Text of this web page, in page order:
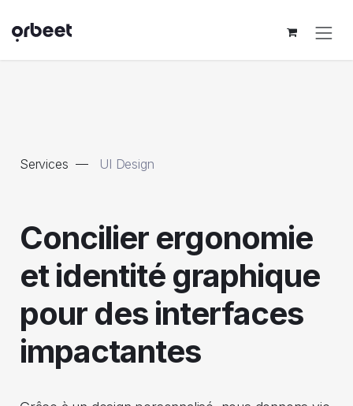
Services — UI Design
Concilier ergonomie
et identité graphique
pour des interfaces
impactantes